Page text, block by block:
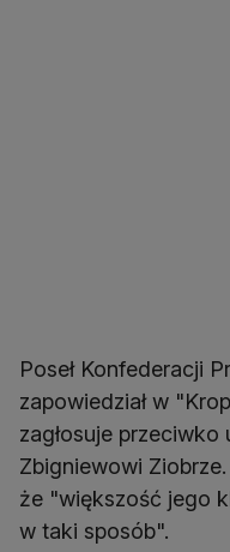
Poseł Konfederacji
zapowiedział w
zagłosuje
Zbigniewowi
że "większość jego
w taki sposób".